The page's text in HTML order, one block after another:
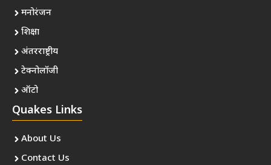
मनोरंजन
शिक्षा
अंतरराष्ट्रीय
टेक्नोलॉजी
ऑटो
Quakes Links
About Us
Contact Us